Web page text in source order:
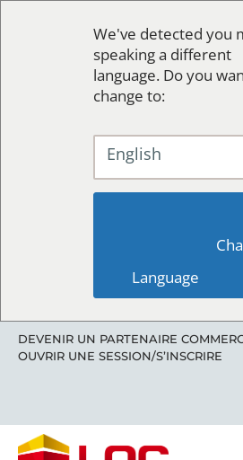
We've detected you
speaking a different
language. Do you
change to:
English
DEVENIR UN PARTENAIRE
OUVRIR UNE SESSION/S’INSCRIRE